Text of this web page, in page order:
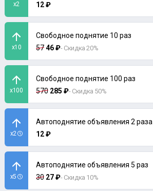
x2
12 ₽
x10
Свободное поднятие 10 раз
5746 ₽- Скидка 20%
x100
Свободное поднятие 100 раз
570 285 ₽- Скидка 50%
x2
Автоподнятие объявления 2 раза
12 ₽
x5
Автоподнятие объявления 5 раз
30 27 ₽- Скидка 10%